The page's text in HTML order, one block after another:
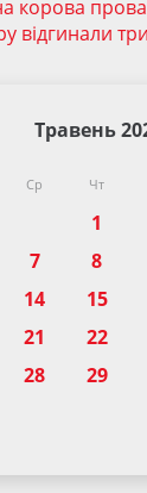
корова
відгинали
Травень
Ср Чт
1
7 8
14 15
21 22
28 29